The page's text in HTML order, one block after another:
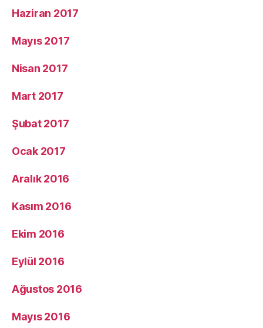
Haziran 2017
Mayıs 2017
Nisan 2017
Mart 2017
Şubat 2017
Ocak 2017
Aralık 2016
Kasım 2016
Ekim 2016
Eylül 2016
Ağustos 2016
Mayıs 2016